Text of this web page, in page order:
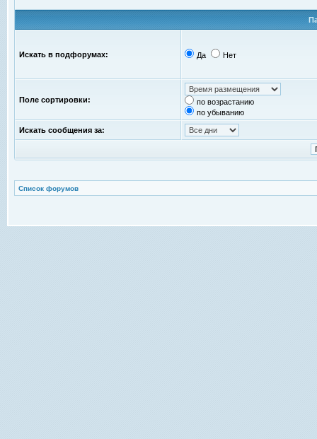
Искать в подфорумах: Да Нет
Поле сортировки:
по возрастанию
по убыванию
Искать сообщения за:
Список форумов